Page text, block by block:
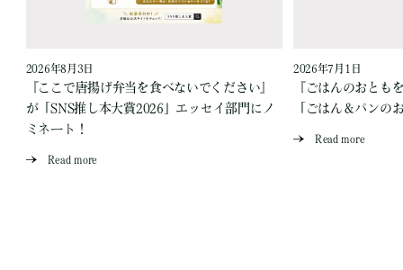
2026年8月3日
『ここで唐揚げ弁当を食べないでください』
が「SNS推し本大賞2026」エッセイ部門にノ
ミネート！
Read more
2026年7月1日
『ごはんのおとも
「ごはん＆パンの
Read more